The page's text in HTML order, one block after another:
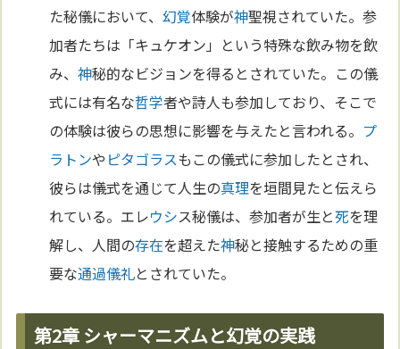
た秘儀において、幻覚体験が神聖視されていた。参
加者たちは「キュケオン」という特殊な飲み物を飲
み、神秘的なビジョンを得るとされていた。この儀
式には有名な哲学者や詩人も参加しており、そこで
の体験は彼らの思想に影響を与えたと言われる。 プ
ラトンや ピタゴラスもこの儀式に参加したとされ、
彼らは儀式を通じて人生の真理を垣間見たと伝えら
れている。エレウシス秘儀は、参加者が生と死を理
解し、人間の存在を超えた神秘と接触するための重
要な通過儀礼とされていた。
第2章 シャーマニズムと幻覚の実践